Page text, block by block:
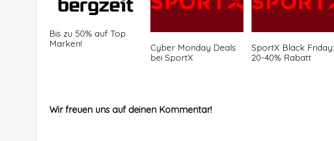
Bis zu 50% auf Top
Marken!
Cyber Monday Deals
bei SportX
SportX Black Friday:
20-40% Rabatt
Wir freuen uns auf deinen Kommentar!